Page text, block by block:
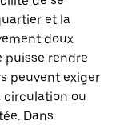
et la
doux
puisse rendre
peuvent exiger
circulation ou
Dans